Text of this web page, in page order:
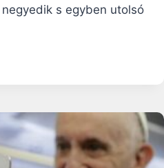
s egyben utolsó